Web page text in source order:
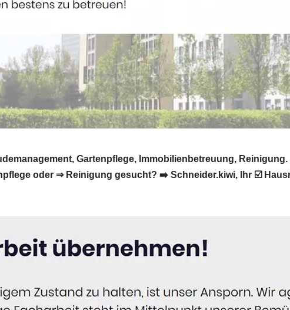
Gartenpflege, Immobilienbetreuung,
oder ⇒ Reinigung gesucht? ➡️ Schneider.kiwi, Ihr ☑️